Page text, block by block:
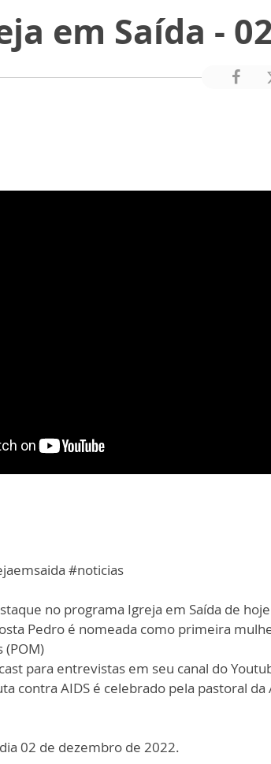
em Saída -
#noticias
no programa Igreja em Saída de
Pedro é nomeada como primeira
(POM)
para entrevistas em seu canal do
contra AIDS é celebrado pela pastoral
02 de dezembro de 2022.